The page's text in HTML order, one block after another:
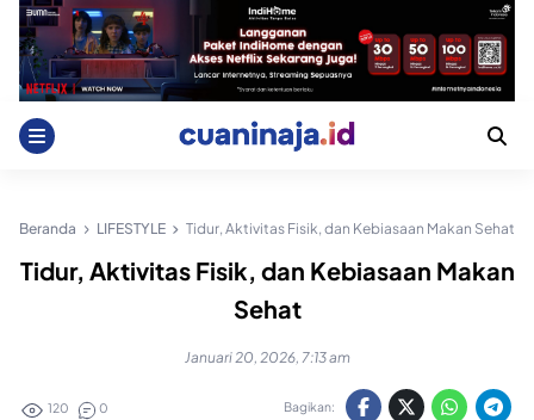
Skip
content
Beranda LIFESTYLE Tidur, Aktivitas Fisik, dan Kebiasaan Makan Sehat
Tidur, Aktivitas Fisik, dan Kebiasaan Makan
Sehat
Januari 20, 2026, 7:13 am
120 0 Bagikan: